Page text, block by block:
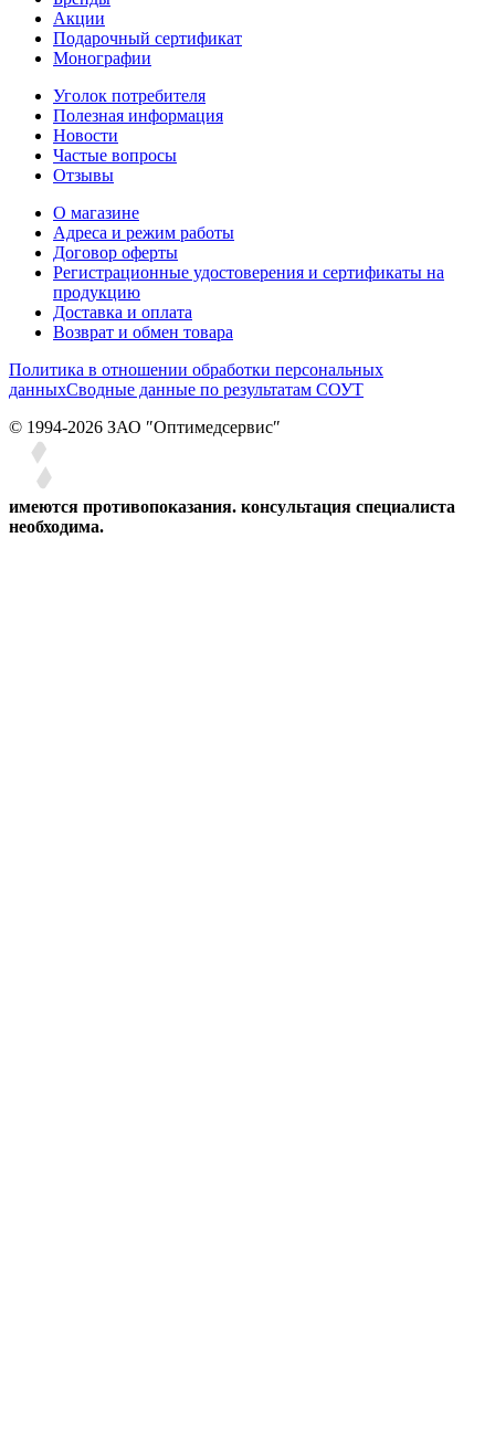
Акции
Подарочный сертификат
Монографии
Уголок потребителя
Полезная информация
Новости
Частые вопросы
Отзывы
О магазине
Адреса и режим работы
Договор оферты
Регистрационные удостоверения и сертификаты на
продукцию
Доставка и оплата
Возврат и обмен товара
Политика в отношении обработки персональных
данныхСводные данные по результатам СОУТ
© 1994-2026 ЗАО ″Оптимедсервис″
имеются противопоказания. консультация специалиста
необходима.